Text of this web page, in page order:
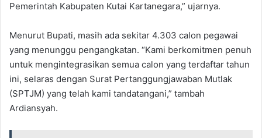
Pemerintah Kabupaten Kutai Kartanegara,” ujarnya.
Menurut Bupati, masih ada sekitar 4.303 calon pegawai
yang menunggu pengangkatan. “Kami berkomitmen penuh
untuk mengintegrasikan semua calon yang terdaftar tahun
ini, selaras dengan Surat Pertanggungjawaban Mutlak
(SPTJM) yang telah kami tandatangani,” tambah
Ardiansyah.